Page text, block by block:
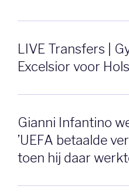
LIVE Transfers |
Excelsior voor
Gianni Infantino
’UEFA betaalde
toen hij daar